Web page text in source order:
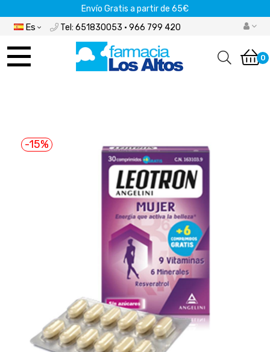
Envío Gratis a partir de 65€
Es Tel: 651830053 · 966 799 420
Navegación 0
-15%